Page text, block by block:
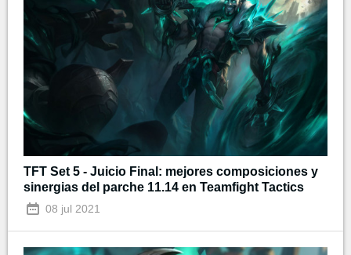
TFT Set 5 - Juicio Final: mejores composiciones y
sinergias del parche 11.14 en Teamfight Tactics
08 jul 2021